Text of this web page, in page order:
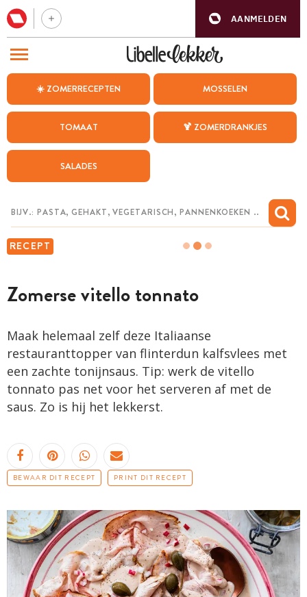
AANMELDEN
☀️ ZOMERRECEPTEN MOSSELEN
TOMAAT 🍹 ZOMERDRANKJES
SALADES
RECEPT
Zomerse vitello tonnato
Maak helemaal zelf deze Italiaanse
restauranttopper van flinterdun kalfsvlees met
een zachte tonijnsaus. Tip: werk de vitello
tonnato pas net voor het serveren af met de
saus. Zo is hij het lekkerst.
BEWAAR DIT RECEPT PRINT DIT RECEPT
BEZOEK ONZE ANDERE WEBSITES
WEEKMENU
CHAT MET MAIA
MIJN BEWAARDE RECEPTEN